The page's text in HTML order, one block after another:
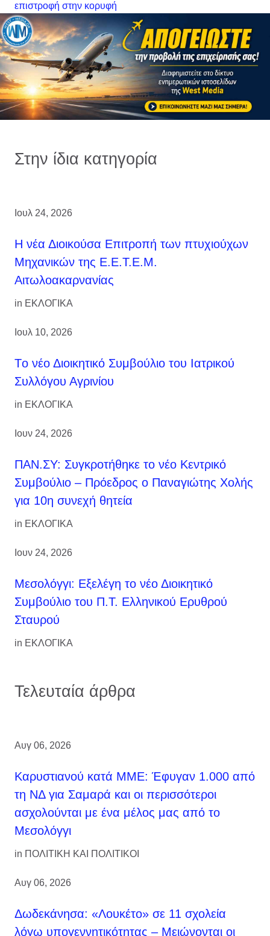
επιστροφή στην κορυφή
Στην ίδια κατηγορία
Ιουλ 24, 2026
H νέα Διοικούσα Επιτροπή των πτυχιούχων
Μηχανικών της Ε.Ε.Τ.Ε.Μ.
Αιτωλοακαρνανίας
in ΕΚΛΟΓΙΚΑ
Ιουλ 10, 2026
Tο νέο Διοικητικό Συμβούλιο του Ιατρικού
Συλλόγου Αγρινίου
in ΕΚΛΟΓΙΚΑ
Ιουν 24, 2026
ΠΑΝ.ΣΥ: Συγκροτήθηκε το νέο Κεντρικό
Συμβούλιο – Πρόεδρος ο Παναγιώτης Χολής
για 10η συνεχή θητεία
in ΕΚΛΟΓΙΚΑ
Ιουν 24, 2026
Μεσολόγγι: Εξελέγη το νέο Διοικητικό
Συμβούλιο του Π.Τ. Ελληνικού Ερυθρού
Σταυρού
in ΕΚΛΟΓΙΚΑ
Τελευταία άρθρα
Αυγ 06, 2026
Καρυστιανού κατά ΜΜΕ: Έφυγαν 1.000 από
τη ΝΔ για Σαμαρά και οι περισσότεροι
ασχολούνται με ένα μέλος μας από το
Μεσολόγγι
in ΠΟΛΙΤΙΚΗ ΚΑΙ ΠΟΛΙΤΙΚΟΙ
Αυγ 06, 2026
Δωδεκάνησα: «Λουκέτο» σε 11 σχολεία
λόγω υπογεννητικότητας – Μειώνονται οι